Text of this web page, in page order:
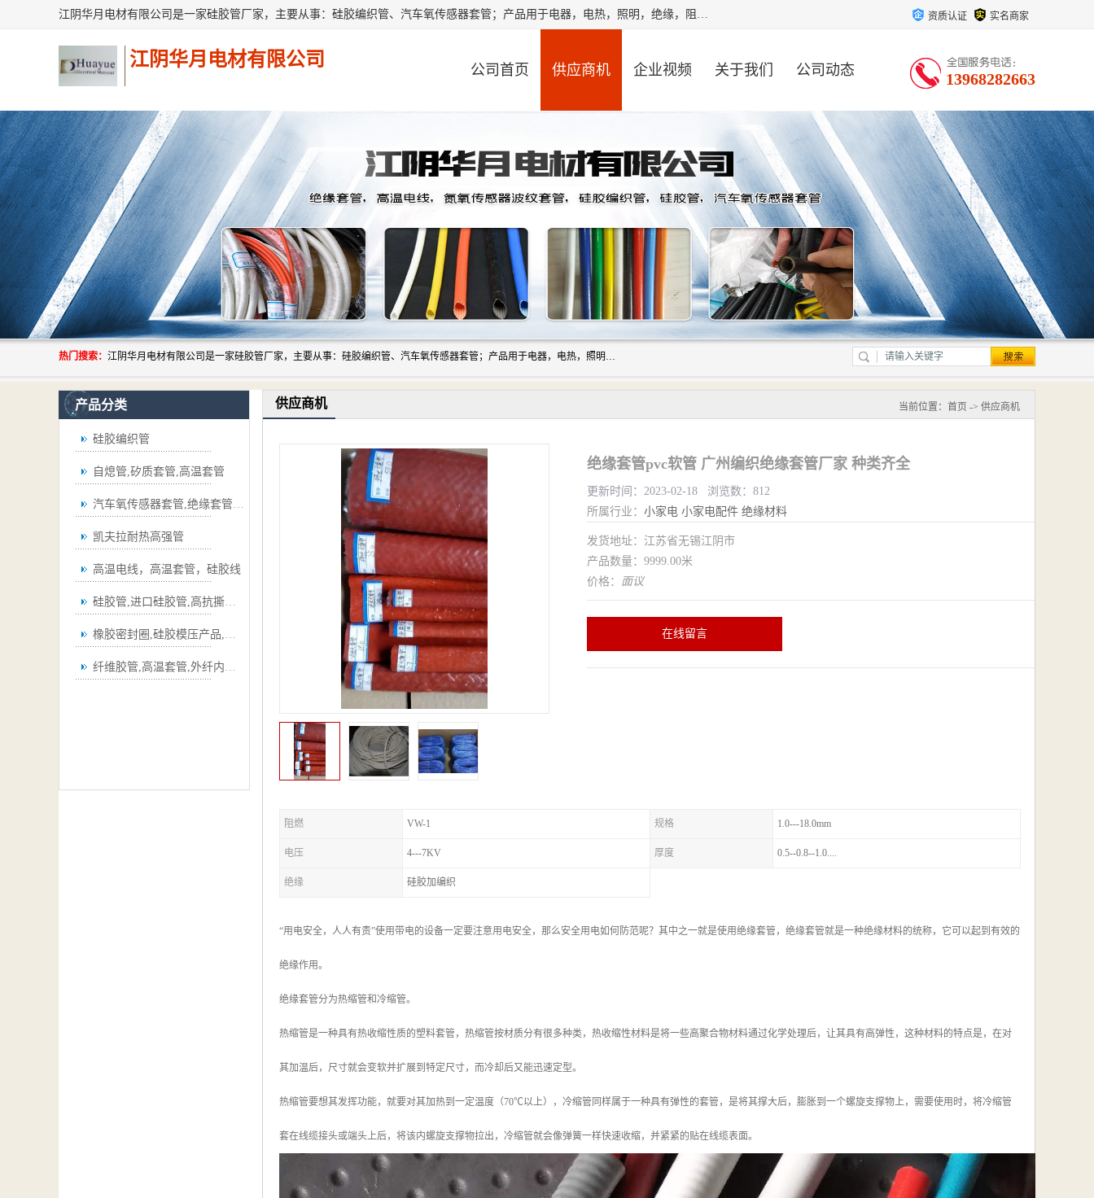
江阴华月电材有限公司是一家硅胶管厂家，主要从事：硅胶编织管、汽车氧传感器套管；产品用于电器，电热，照明，绝缘，阻燃，耐电压，耐热耐高温产品！其中汽车点火线套管，汽车氧传感器套管，波纹套管，平纹套管，外胶内纤套管，波纹橡胶管，多般用于汽车内束线，绝缘，耐高温阻燃，保护等作用。本公司秉承“顾客至上,锐意进取”的经营理念,原则为广大客户提供服务。欢迎广大客户惠顾！ 资质认证 实名商家
江阴华月电材有限公司 公司首页 供应商机 企业视频 关于我们 公司动态 13968282663
热门搜索： 江阴华月电材有限公司是一家硅胶管厂家，主要从事：硅胶编织管、汽车氧传感器套管；产品用于电器，电热，照明，绝缘，阻燃，耐电压，耐热耐高温产品！其中汽车点火线套管，汽车氧传感器套管，波纹套管，平纹套管，外胶内纤套管，波纹橡胶管，多般用于汽车内束线，绝缘，耐高温阻燃，保护等作用。本公司秉承“顾客至上,锐意进取”的经营理念,原则为广大客户提供服务。欢迎广大客户惠顾！
产品分类
硅胶编织管
自熄管,矽质套管,高温套管
汽车氧传感器套管,绝缘套管,波纹管
凯夫拉耐热高强管
高温电线，高温套管，硅胶线
硅胶管,进口硅胶管,高抗撕硅胶管
橡胶密封圈,硅胶模压产品,弯管
纤维胶管,高温套管,外纤内胶套管,
供应商机 当前位置： 首页 -> 供应商机
绝缘套管pvc软管 广州编织绝缘套管厂家 种类齐全
更新时间：2023-02-18 浏览数：812
所属行业： 小家电 小家电配件 绝缘材料
发货地址：江苏省无锡江阴市
产品数量：9999.00米
价格： 面议
在线留言
阻燃 VW-1 规格 1.0---18.0mm
电压 4---7KV 厚度 0.5--0.8--1.0....
绝缘 硅胶加编织
“用电安全，人人有责”使用带电的设备一定要注意用电安全，那么安全用电如何防范呢？其中之一就是使用绝缘套管，绝缘套管就是一种绝缘材料的统称，它可以起到有效的
绝缘作用。
绝缘套管分为热缩管和冷缩管。
热缩管是一种具有热收缩性质的塑料套管，热缩管按材质分有很多种类，热收缩性材料是将一些高聚合物材料通过化学处理后，让其具有高弹性，这种材料的特点是，在对
其加温后，尺寸就会变软并扩展到特定尺寸，而冷却后又能迅速定型。
热缩管要想其发挥功能，就要对其加热到一定温度（70℃以上），冷缩管同样属于一种具有弹性的套管，是将其撑大后，膨胀到一个螺旋支撑物上，需要使用时，将冷缩管
套在线缆接头或端头上后，将该内螺旋支撑物拉出，冷缩管就会像弹簧一样快速收缩，并紧紧的贴在线缆表面。